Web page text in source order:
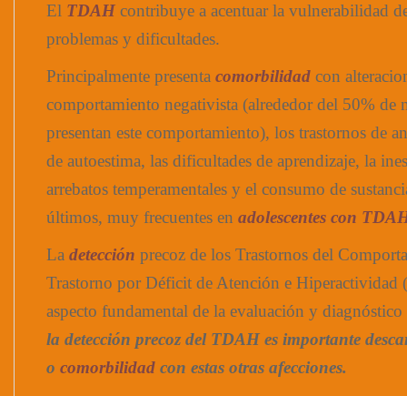
El TDAH contribuye a acentuar la vulnerabilidad
problemas y dificultades.
Principalmente presenta comorbilidad con
comportamiento negativista (alrededor del 50%
presentan este comportamiento), los trastornos de
de autoestima, las dificultades de aprendizaje, la
arrebatos temperamentales y el consumo de
últimos, muy frecuentes en adolescentes con
La detección precoz de los Trastornos del
Trastorno por Déficit de Atención e Hiperactividad (
aspecto fundamental de la evaluación y
la detección precoz del TDAH es importante
o comorbilidad con estas otras afecciones.